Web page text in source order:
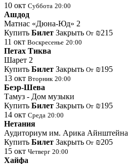
10 окт Суббота 20:00
Ашдод
Матнас «Дюна-Юд» 2
Купить Билет Закрыть От ₪215
11 окт Воскресенье 20:00
Петах Тиква
Шарет 2
Купить Билет Закрыть От ₪195
13 окт Вторник 20:00
Беэр-Шева
Тамуз - Дом музыки
Купить Билет Закрыть От ₪195
14 окт Среда 20:00
Нетания
Аудиториум им. Арика Айнштейна
Купить Билет Закрыть От ₪205
15 окт Четверг 20:00
Хайфа